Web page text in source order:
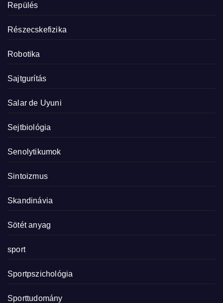
Repülés
Részecskefizika
Robotika
Sajtgurítás
Salar de Uyuni
Sejtbiológia
Senolytikumok
Sintoizmus
Skandinávia
Sötét anyag
sport
Sportpszichológia
Sporttudomány